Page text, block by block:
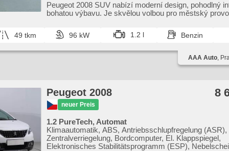
Scheibenwischersensor, starten per Taste, Sportsitze,
Reifendrucksensor, USB, Automatikgetriebe
Peugeot 2008 SUV nabízí moderní design,​ pohodlný
bohatou výbavu. Je skvělou volbou pro městský
49 tkm 96 kW 1.2 l Benzin
AAA Auto,
Peugeot 2008
neuer Preis
8
1.2 PureTech, Automat
Klimaautomatik, ABS, Antriebsschlupfregelung (ASR),
Zentralverriegelung, Bordcomputer, El. Klappspiegel,
Elektronisches Stabilitätsprogramm (ESP),